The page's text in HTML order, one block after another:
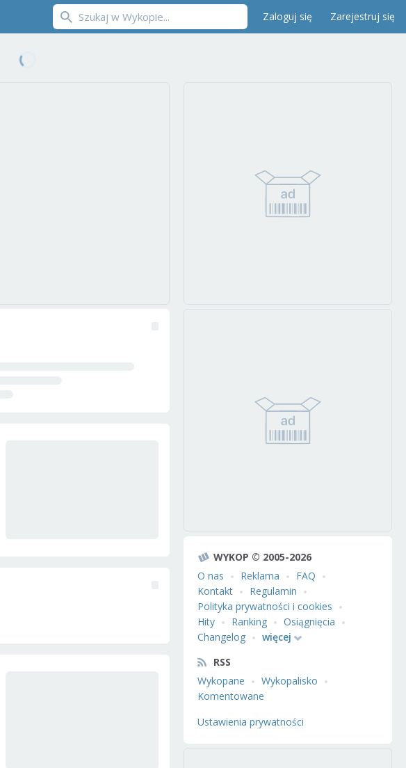
Zaloguj się Zarejestruj się
WYKOP © 2005-2026
O nas
Reklama
FAQ
Kontakt
Regulamin
Polityka prywatności i cookies
Hity
Ranking
Osiągnięcia
Changelog
więcej
RSS
Wykopane
Wykopalisko
Komentowane
Ustawienia prywatności